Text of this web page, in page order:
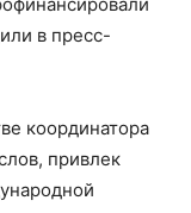
в пресс-
координатора
привлек